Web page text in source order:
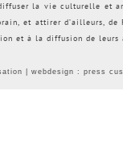
la vie culturelle et
et attirer d’ailleurs, de
et à la diffusion de
| webdesign : press